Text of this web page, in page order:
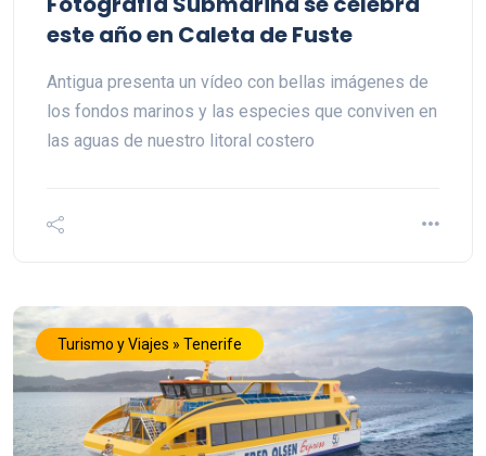
este año en Caleta de Fuste
Antigua presenta un vídeo con bellas imágenes de
los fondos marinos y las especies que conviven en
las aguas de nuestro litoral costero
Turismo y Viajes » Tenerife